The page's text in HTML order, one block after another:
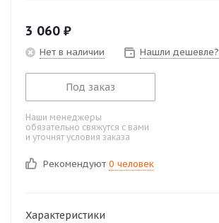
3 060 ₽
Нет в наличии Нашли дешевле?
Под заказ
Наши менеджеры
обязательно свяжутся с вами
и уточнят условия заказа
Рекомендуют 0 человек
Характеристики